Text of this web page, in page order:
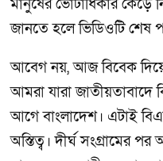
মানুষের ভোটাধিকার কেড়ে
জানতে হলে ভিডিওটি শেষ
আবেগ নয়, আজ বিবেক
আমরা যারা জাতীয়তাবাদে
আগে বাংলাদেশ। এটাই
অস্তিত্ব। দীর্ঘ সংগ্রামের